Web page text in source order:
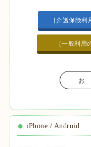
［介護保険
［一般利用
お
iPhone / Android